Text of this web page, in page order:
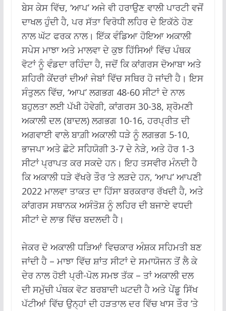
ਬੇਸ ਕੇਸ ਵਿੱਚ, ‘ਆਪ’ ਅਜੇ ਵੀ ਹਰਾਉਣ ਵਾਲੀ ਪਾਰਟੀ ਵਜੋਂ
ਦਾਖਲ ਹੁੰਦੀ ਹੈ, ਪਰ ਸੱਤਾ ਵਿਰੋਧੀ ਲਹਿਰ ਦੇ ਇਕੱਠੇ ਹੋਣ
ਨਾਲ ਘੱਟ ਫਰਕ ਨਾਲ। ਇੱਕ ਵੰਡਿਆ ਹੋਇਆ ਅਕਾਲੀ
ਸਪੇਸ ਮਾਝਾ ਅਤੇ ਮਾਲਵਾ ਦੇ ਕੁਝ ਹਿੱਸਿਆਂ ਵਿੱਚ ਪੰਥਕ
ਵੋਟਾਂ ਨੂੰ ਵੰਡਦਾ ਰਹਿੰਦਾ ਹੈ, ਜਦੋਂ ਕਿ ਕਾਂਗਰਸ ਦੋਆਬਾ ਅਤੇ
ਸ਼ਹਿਰੀ ਕੇਂਦਰਾਂ ਦੀਆਂ ਜੇਬਾਂ ਵਿੱਚ ਸਥਿਰ ਹੋ ਜਾਂਦੀ ਹੈ। ਇਸ
ਸੰਤੁਲਨ ਵਿੱਚ, ‘ਆਪ’ ਲਗਭਗ 48-60 ਸੀਟਾਂ ਦੇ ਨਾਲ
ਬਹੁਲਤਾ ਲਈ ਪੱਖੀ ਹੋਵੇਗੀ, ਕਾਂਗਰਸ 30-38, ਸ਼੍ਰੋਮਣੀ
ਅਕਾਲੀ ਦਲ (ਬਾਦਲ) ਲਗਭਗ 10-16, ਹਰਪ੍ਰੀਤ ਦੀ
ਅਗਵਾਈ ਵਾਲੇ ਬਾਗ਼ੀ ਅਕਾਲੀ ਧੜੇ ਨੂੰ ਲਗਭਗ 5-10,
ਭਾਜਪਾ ਅਤੇ ਛੋਟੇ ਸਹਿਯੋਗੀ 3-7 ਦੇ ਨੇੜੇ, ਅਤੇ ਹੋਰ 1-3
ਸੀਟਾਂ ਪ੍ਰਾਪਤ ਕਰ ਸਕਦੇ ਹਨ। ਇਹ ਤਸਵੀਰ ਮੰਨਦੀ ਹੈ
ਕਿ ਅਕਾਲੀ ਧੜੇ ਵੱਖਰੇ ਤੌਰ ‘ਤੇ ਲੜਦੇ ਹਨ, ‘ਆਪ’ ਆਪਣੀ
2022 ਮਾਲਵਾ ਤਾਕਤ ਦਾ ਹਿੱਸਾ ਬਰਕਰਾਰ ਰੱਖਦੀ ਹੈ, ਅਤੇ
ਕਾਂਗਰਸ ਸਥਾਨਕ ਅਸੰਤੋਸ਼ ਨੂੰ ਲਹਿਰ ਦੀ ਬਜਾਏ ਵਧਦੀ
ਸੀਟਾਂ ਦੇ ਲਾਭ ਵਿੱਚ ਬਦਲਦੀ ਹੈ।
ਜੇਕਰ ਦੋ ਅਕਾਲੀ ਧੜਿਆਂ ਵਿਚਕਾਰ ਅੰਸ਼ਕ ਸਹਿਮਤੀ ਬਣ
ਜਾਂਦੀ ਹੈ – ਮਾਝਾ ਵਿੱਚ ਸ਼ਾਂਤ ਸੀਟਾਂ ਦੇ ਸਮਾਯੋਜਨ ਤੋਂ ਲੈ ਕੇ
ਦੇਰ ਨਾਲ ਹੋਈ ਪ੍ਰੀ-ਪੋਲ ਸਮਝ ਤੱਕ – ਤਾਂ ਅਕਾਲੀ ਦਲ
ਦੀ ਸਮੁੱਚੀ ਪੰਥਕ ਵੋਟ ਬਰਬਾਦੀ ਘਟਦੀ ਹੈ ਅਤੇ ਪੇਂਡੂ ਸਿੱਖ
ਪੱਟੀਆਂ ਵਿੱਚ ਉਨ੍ਹਾਂ ਦੀ ਹੜਤਾਲ ਦਰ ਵਿੱਚ ਖਾਸ ਤੌਰ ‘ਤੇ